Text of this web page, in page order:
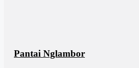
Pantai Nglambor